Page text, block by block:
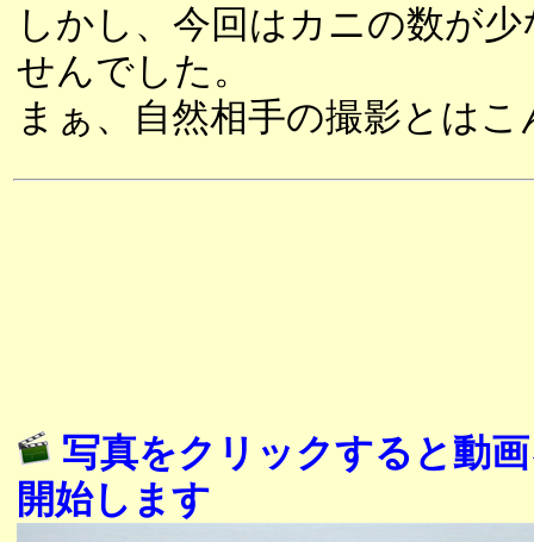
しかし、今回はカニの数が
せんでした。
まぁ、自然相手の撮影とは
写真をクリックすると動
開始します